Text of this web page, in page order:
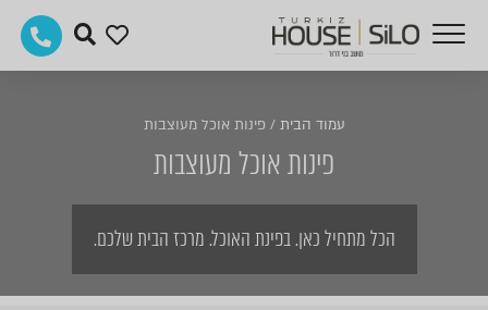
עמוד הבית / פינות אוכל מעוצבות
פינות אוכל מעוצבות
הכל מתחיל כאן. בפינת האוכל. מרכז הבית שלכם.